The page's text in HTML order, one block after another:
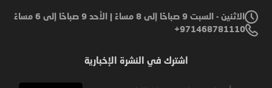
الاثنين - السبت 9 صباحًا إلى 8 مساءً | الأحد 9 صباحًا إلى 6 مساءً
971468781110+
اشترك في النشرة الإخبارية